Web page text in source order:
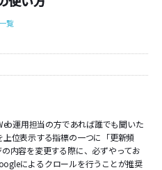
覧
運用担当の方であれば誰でも聞いた
位表示する指標の一つに「更新頻
内容を変更する際に、必ずやってお
によるクロールを行うことが推奨